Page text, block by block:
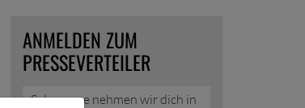
ANMELDEN ZUM
PRESSEVERTEILER
Sehr gerne nehmen wir dich in